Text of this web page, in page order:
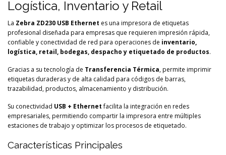
Logística, Inventario y Retail
La Zebra ZD230 USB Ethernet es una impresora de etiquetas
profesional diseñada para empresas que requieren impresión rápida,
confiable y conectividad de red para operaciones de inventario,
logística, retail, bodegas, despacho y etiquetado de productos.
Gracias a su tecnología de Transferencia Térmica, permite imprimir
etiquetas duraderas y de alta calidad para códigos de barras,
trazabilidad, productos, almacenamiento y distribución.
Su conectividad USB + Ethernetfacilita la integración en redes
empresariales, permitiendo compartir la impresora entre múltiples
estaciones de trabajo y optimizar los procesos de etiquetado.
Características Principales